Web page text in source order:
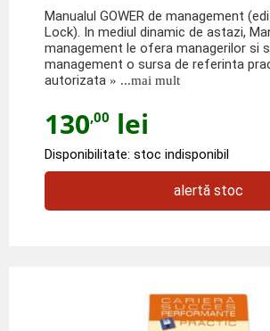
Manualul GOWER de management
Lock). In mediul dinamic de astazi,
management le ofera managerilor si
management o sursa de referinta
autorizata » ...mai mult
130,00 lei
Disponibilitate: stoc indisponibil
alertă stoc